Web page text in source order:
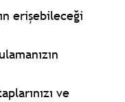
erişebileceği
ve